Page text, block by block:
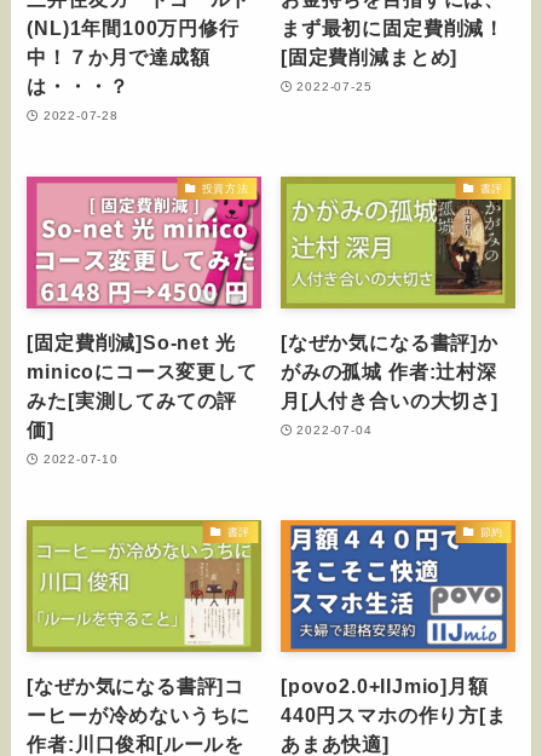
(NL)1年間100万円修行
中！７か月で達成額
は・・・？
2022-07-28
まず最初に固定費削減！
[固定費削減まとめ]
2022-07-25
投資方法
[固定費削減]So-net 光
minicoにコース変更して
みた[実測してみての評
価]
2022-07-10
書評
[なぜか気になる書評]か
がみの孤城 作者:辻村深
月[人付き合いの大切さ]
2022-07-04
書評
[なぜか気になる書評]コ
ーヒーが冷めないうちに
作者:川口俊和[ルールを
節約
[povo2.0+IIJmio]月額
440円スマホの作り方[ま
あまあ快適]